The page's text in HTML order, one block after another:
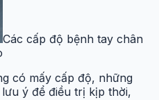
Các cấp độ bệnh tay chân
có mấy cấp độ, những
ý để điều trị kịp thời,